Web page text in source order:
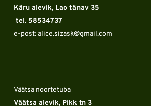
Käru alevik, Lao tänav 35
tel. 58534737
e-post: alice.sizask@gmail.com
Väätsa noortetuba
Väätsa alevik, Pikk tn 3